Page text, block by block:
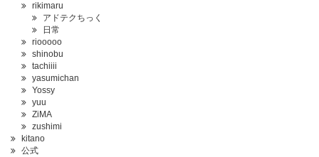
rikimaru
アドテクちっく
日常
riooooo
shinobu
tachiiii
yasumichan
Yossy
yuu
ZiMA
zushimi
kitano
公式